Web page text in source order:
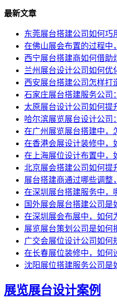
最新文章
东莞展台搭建公司如何巧
在佛山展会布置的过程中
西宁展台搭建商如何借助
兰州展台设计公司如何优
西安展台搭建公司怎样打
石家庄展台搭建服务公司
太原展台设计公司如何提
哈尔滨展览展台设计公司
在广州展览展台搭建中，
在香港会展设计装修中，
在上海展位设计布置中，
北京展会搭建公司如何提
展台搭建商通过哪些调整
在深圳展台搭建服务中，
国外展会展台搭建公司是
在深圳展会布展中，如何
展览展台策划公司是如何
广交会展位设计公司如何
在长春展位装修中，如何
沈阳展位搭建服务公司是
展览展台设计案例